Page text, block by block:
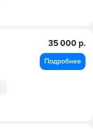
35 000 р.
Подробнее